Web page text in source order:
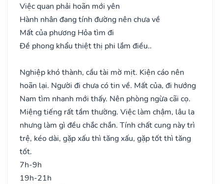
Việc quan phải hoãn mới yên
Hành nhân đang tính đường nên chưa về
Mất của phương Hỏa tìm đi
Đề phong khẩu thiệt thị phi lắm điều..
Nghiệp khó thành, cầu tài mờ mịt. Kiện cáo nên
hoãn lại. Người đi chưa có tin về. Mất của, đi hướng
Nam tìm nhanh mới thấy. Nên phòng ngừa cãi cọ.
Miệng tiếng rất tầm thường. Việc làm chậm, lâu la
nhưng làm gì đều chắc chắn. Tính chất cung này trì
trệ, kéo dài, gặp xấu thì tăng xấu, gặp tốt thì tăng
tốt.
7h-9h
19h-21h